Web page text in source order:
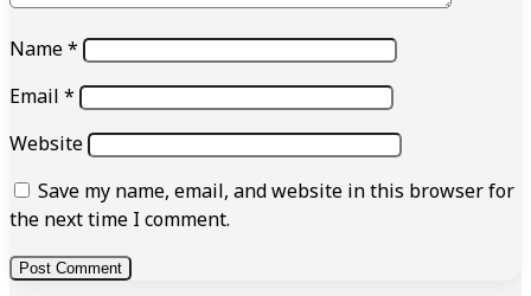
Name*
Email *
Website
Save my name, email, and website in this browser for
the next time I comment.